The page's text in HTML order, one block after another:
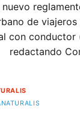
de
con conductor
redactando